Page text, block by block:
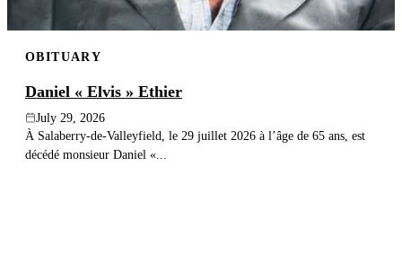
OBITUARY
Daniel « Elvis » Ethier
July 29, 2026
À Salaberry-de-Valleyfield, le 29 juillet 2026 à l’âge de 65 ans, est
décédé monsieur Daniel «...